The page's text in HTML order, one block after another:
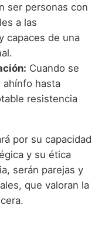
ser personas con
a las
capaces de una
Cuando se
ahínfo hasta
resistencia
por su capacidad
y su ética
serán parejas y
que valoran la